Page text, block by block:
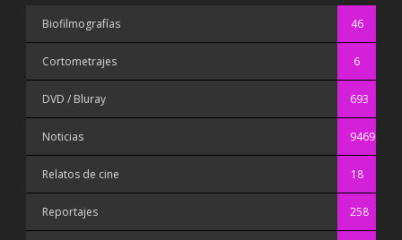
Biofilmografías 46
Cortometrajes 6
DVD / Bluray 693
Noticias 9469
Relatos de cine 18
Reportajes 258